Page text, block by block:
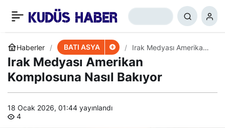
Haberler BATI ASYA
Irak Medyası Amerikan
Bakıyor
Irak Medyası Amerikan
Komplosuna Nasıl Bakıyor
18 Ocak 2026, 01:44 yayınlandı
4
Amerika’dan İran’a Yeni
Bir Suçlama
+ 0 Paylaş